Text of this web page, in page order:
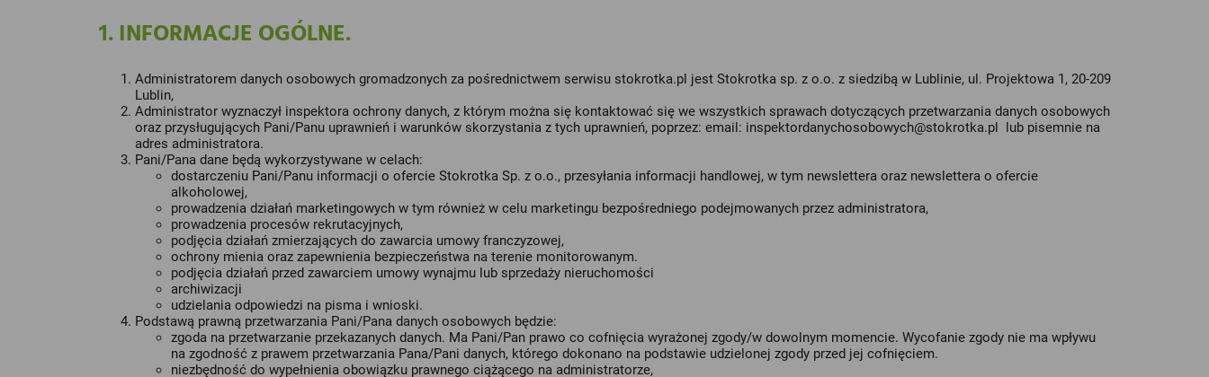
1. INFORMACJE OGÓLNE.
Administratorem danych osobowych gromadzonych za pośrednictwem serwisu stokrotka.pl jest Stokrotka sp. z o.o. z siedzibą w Lublinie, ul. Projektowa 1, 20-209
Lublin,
Administrator wyznaczył inspektora ochrony danych, z którym można się kontaktować się we wszystkich sprawach dotyczących przetwarzania danych osobowych
oraz przysługujących Pani/Panu uprawnień i warunków skorzystania z tych uprawnień, poprzez: email: inspektordanychosobowych@stokrotka.pl lub pisemnie na
adres administratora.
Pani/Pana dane będą wykorzystywane w celach:
dostarczeniu Pani/Panu informacji o ofercie Stokrotka Sp. z o.o., przesyłania informacji handlowej, w tym newslettera oraz newslettera o ofercie
alkoholowej,
prowadzenia działań marketingowych w tym również w celu marketingu bezpośredniego podejmowanych przez administratora,
prowadzenia procesów rekrutacyjnych,
podjęcia działań zmierzających do zawarcia umowy franczyzowej,
ochrony mienia oraz zapewnienia bezpieczeństwa na terenie monitorowanym.
podjęcia działań przed zawarciem umowy wynajmu lub sprzedaży nieruchomości
archiwizacji
udzielania odpowiedzi na pisma i wnioski.
Podstawą prawną przetwarzania Pani/Pana danych osobowych będzie:
zgoda na przetwarzanie przekazanych danych. Ma Pani/Pan prawo co cofnięcia wyrażonej zgody/w dowolnym momencie. Wycofanie zgody nie ma wpływu
na zgodność z prawem przetwarzania Pana/Pani danych, którego dokonano na podstawie udzielonej zgody przed jej cofnięciem.
niezbędność do wypełnienia obowiązku prawnego ciążącego na administratorze,